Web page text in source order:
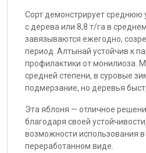
Сорт демонстрирует среднюю
с дерева или 8,8 т/га в
завязываются ежегодно,
период. Алтынай устойчив к
профилактики от монилиоза.
средней степени, в суровые
подмерзание, но деревья
Эта яблоня — отличное
благодаря своей
возможности использования
переработанном виде.